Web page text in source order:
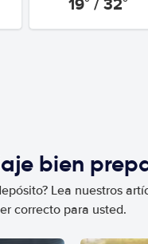
bien
Lea nuestros
correcto para usted.